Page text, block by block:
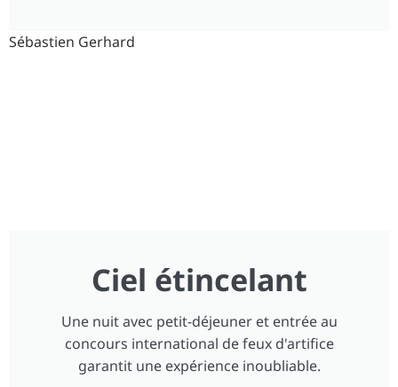
Sébastien Gerhard
Ciel étincelant
Une nuit avec petit-déjeuner et entrée au
concours international de feux d'artifice
garantit une expérience inoubliable.